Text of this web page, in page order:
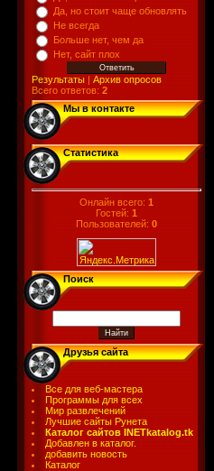
Да, но стоит чаще обновлять
Не всегда
Больше нет, чем да
Нет, сайт плох
Результаты | Архив опросов
Всего ответов: 2
Мы в контакте
Статистика
Онлайн всего: 1
Гостей: 1
Пользователей: 0
Поиск
Друзья сайта
Все для веб-мастера
Программы для всех
Мир развлечений
Лучшие сайты Рунета
Каталог сайтов INETkatalog.tk
Добавлен в каталог.
добавить новость
Каталог